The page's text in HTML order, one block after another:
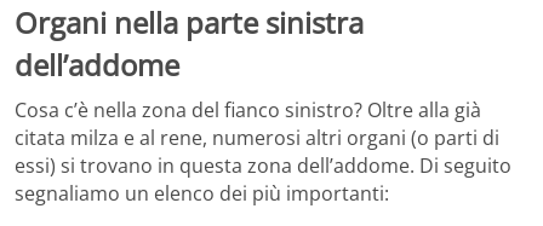
Organi nella parte sinistra
dell’addome
Cosa c’è nella zona del fianco sinistro? Oltre alla già
citata milza e al rene, numerosi altri organi (o parti di
essi) si trovano in questa zona dell’addome. Di seguito
segnaliamo un elenco dei più importanti: